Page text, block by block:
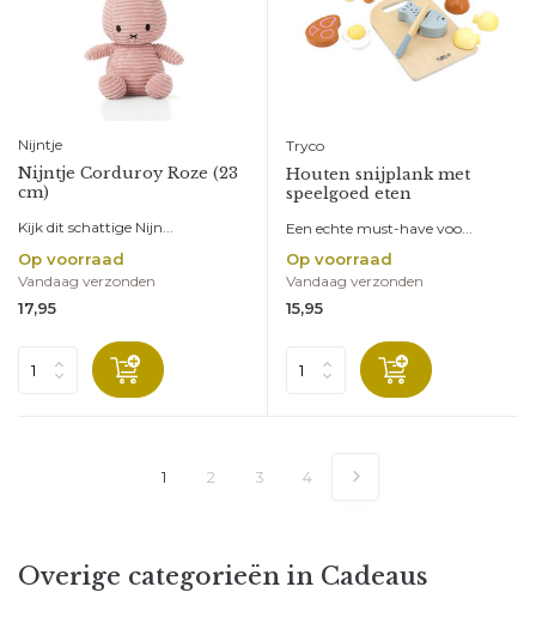
Nijntje
Nijntje Corduroy Roze (23
cm)
Kijk dit schattige Nijn...
Op voorraad
Vandaag verzonden
17,95
Tryco
Houten snijplank met
speelgoed eten
Een echte must-have voo...
Op voorraad
Vandaag verzonden
15,95
1 2 3 4
Overige categorieën in Cadeaus